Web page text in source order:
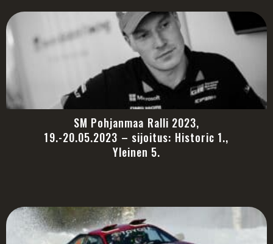
SM Pohjanmaa Ralli 2023,
19.-20.05.2023 – sijoitus: Historic 1.,
Yleinen 5.